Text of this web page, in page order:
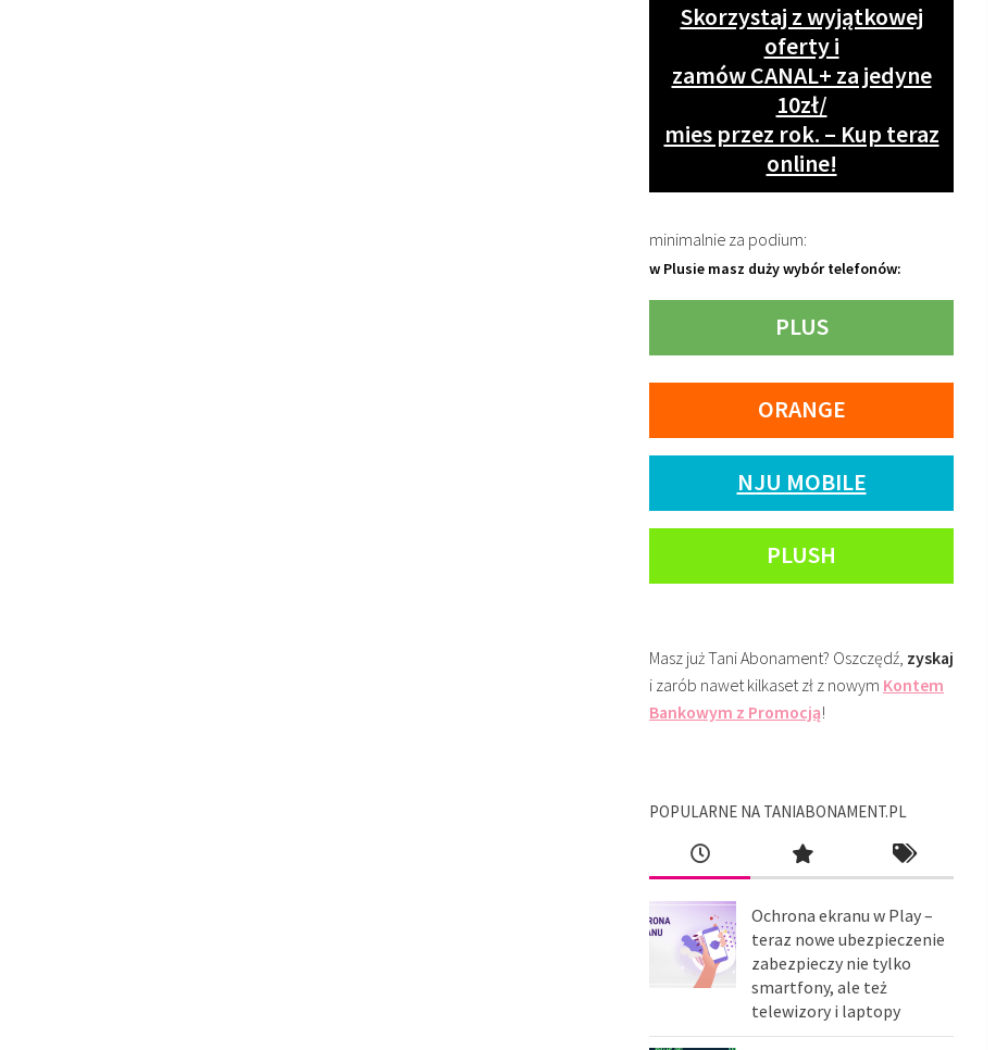
Skorzystaj z wyjątkowej
oferty i
zamów CANAL+ za jedyne
10zł/
mies przez rok. – Kup teraz
online!
minimalnie za podium:
w Plusie masz duży wybór telefonów:
PLUS
ORANGE
NJU MOBILE
PLUSH
Masz już Tani Abonament? Oszczędź, zyskaj
i zarób nawet kilkaset zł z nowym Kontem
Bankowym z Promocją!
POPULARNE NA TANIABONAMENT.PL
Ochrona ekranu w Play –
teraz nowe ubezpieczenie
zabezpieczy nie tylko
smartfony, ale też
telewizory i laptopy